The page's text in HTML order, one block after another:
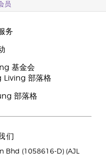
员
务
基金会
Living 部落格
部落格
们
Bhd (1058616-D) (AJL